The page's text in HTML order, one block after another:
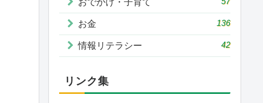
お金 136
情報リテラシー 42
リンク集